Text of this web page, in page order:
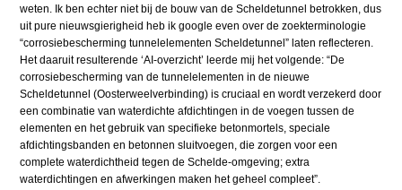
weten. Ik ben echter niet bij de bouw van de Scheldetunnel betrokken, dus
uit pure nieuwsgierigheid heb ik google even over de zoekterminologie
“corrosiebescherming tunnelelementen Scheldetunnel” laten reflecteren.
Het daaruit resulterende ‘AI-overzicht’ leerde mij het volgende: “De
corrosiebescherming van de tunnelelementen in de nieuwe
Scheldetunnel (Oosterweelverbinding) is cruciaal en wordt verzekerd door
een combinatie van waterdichte afdichtingen in de voegen tussen de
elementen en het gebruik van specifieke betonmortels, speciale
afdichtingsbanden en betonnen sluitvoegen, die zorgen voor een
complete waterdichtheid tegen de Schelde-omgeving; extra
waterdichtingen en afwerkingen maken het geheel compleet”.